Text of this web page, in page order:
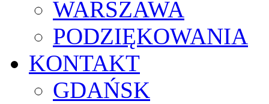
WARSZAWA
PODZIĘKOWANIA
KONTAKT
GDAŃSK